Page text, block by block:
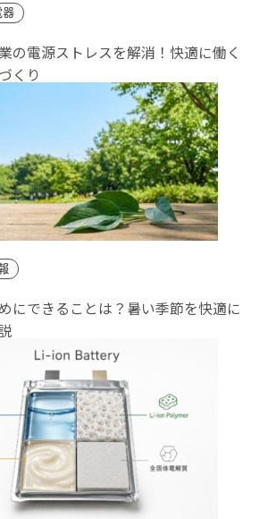
器
の電源ストレスを解消！快適に働く
くり
にできることは？暑い季節を快適に